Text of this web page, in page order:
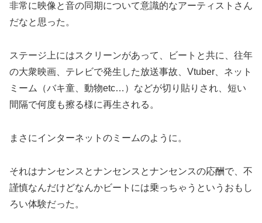
非常に映像と音の同期について意識的なアーティストさん
だなと思った。
ステージ上にはスクリーンがあって、ビートと共に、往年
の大衆映画、テレビで発生した放送事故、Vtuber、ネット
ミーム（バキ童、動物etc…）などが切り貼りされ、短い
間隔で何度も擦る様に再生される。
まさにインターネットのミームのように。
それはナンセンスとナンセンスとナンセンスの応酬で、不
謹慎なんだけどなんかビートには乗っちゃうというおもし
ろい体験だった。